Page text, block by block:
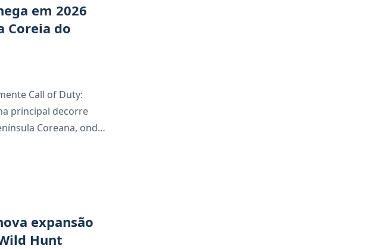
em 2026
Coreia do
Call of Duty:
principal decorre
Coreana, onde
diferentes
expansão
Hunt